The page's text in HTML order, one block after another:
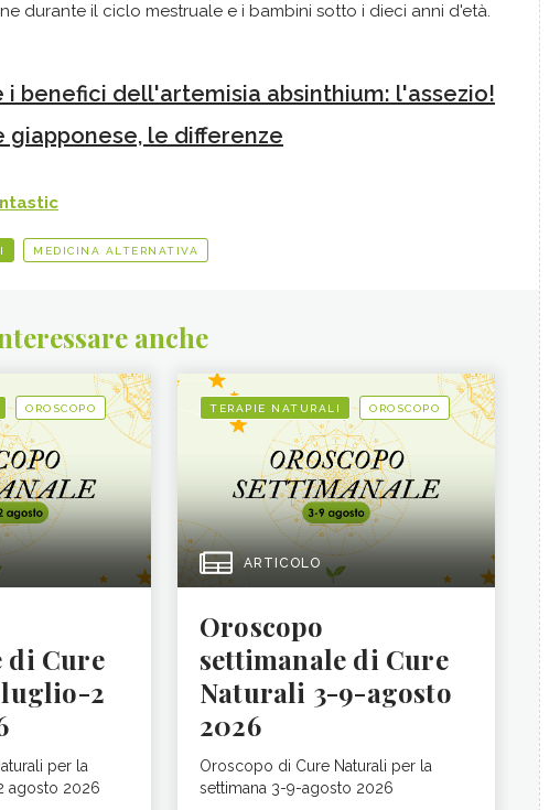
durante il ciclo mestruale e i bambini sotto i dieci anni d'età.
i benefici dell'artemisia absinthium: l'assezio!
giapponese, le differenze
MEDICINA ALTERNATIVA
anche
OROSCOPO
di Cure
2
per la
agosto 2026
TERAPIE NATURALI OROSCOPO
ARTICOLO
Oroscopo
settimanale di Cure
Naturali 3-9-agosto
2026
Oroscopo di Cure Naturali per la
settimana 3-9-agosto 2026